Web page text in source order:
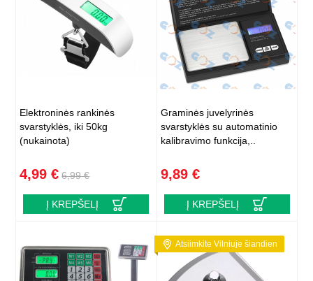
Elektroninės rankinės
svarstyklės, iki 50kg
(nukainota)
4,99 € 6,99 €
Į KREPŠELĮ
Graminės juvelyrinės
svarstyklės su automatinio
kalibravimo funkcija,..
9,89 €
Į KREPŠELĮ
Atsiimkite Vilniuje šiandien